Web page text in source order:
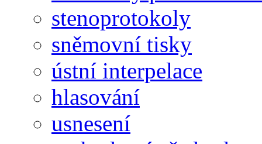
stenoprotokoly
sněmovní tisky
ústní interpelace
hlasování
usnesení